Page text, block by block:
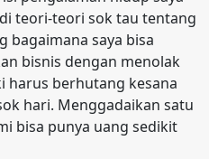
teori-teori sok tau tentang
bagaimana saya bisa
bisnis dengan menolak
harus berhutang kesana
hari. Menggadaikan satu
bisa punya uang sedikit